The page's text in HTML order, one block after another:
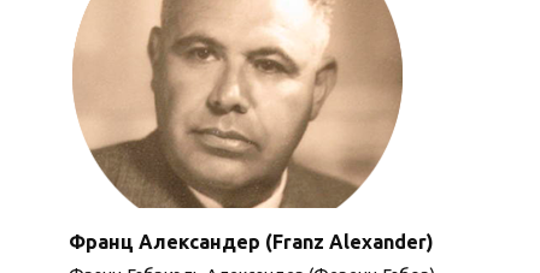
Франц Александер (Franz Alexander)